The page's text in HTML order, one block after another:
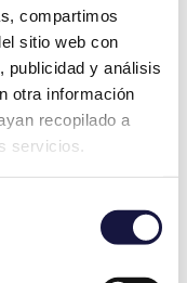
compartimos
sitio web con
publicidad y análisis
otra información
recopilado a
servicios.
de un
una